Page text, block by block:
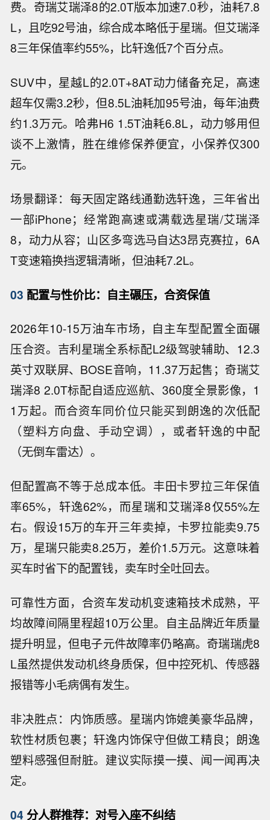
费。奇瑞艾瑞泽8的2.0T版本加速7.0秒，油耗7.8
L，且吃92号油，综合成本略低于星瑞。但艾瑞泽
8三年保值率约55%，比轩逸低7个百分点。
SUV中，星越L的2.0T+8AT动力储备充足，高速
超车仅需3.2秒，但8.5L油耗加95号油，每年油费
约1.3万元。哈弗H6 1.5T油耗6.8L，动力够用但
谈不上激情，胜在维修保养便宜，小保养仅300
元。
场景翻译：每天固定路线通勤选轩逸，三年省出
一部iPhone；经常跑高速或满载选星瑞/艾瑞泽
8，动力从容；山区多弯选马自达3昂克赛拉，6A
T变速箱换挡逻辑清晰，但油耗7.2L。
03 配置与性价比：自主碾压，合资保值
2026年10-15万油车市场，自主车型配置全面碾
压合资。吉利星瑞全系标配L2级驾驶辅助、12.3
英寸双联屏、BOSE音响，11.37万起售；奇瑞艾
瑞泽8 2.0T标配自适应巡航、360度全景影像，1
1万起。而合资车同价位只能买到朗逸的次低配
（塑料方向盘、手动空调），或者轩逸的中配
（无倒车雷达）。
但配置高不等于总成本低。丰田卡罗拉三年保值
率65%，轩逸62%，而星瑞和艾瑞泽8仅55%左
右。假设15万的车开三年卖掉，卡罗拉能卖9.75
万，星瑞只能卖8.25万，差价1.5万元。这意味着
买车时省下的配置钱，卖车时全吐回去。
可靠性方面，合资车发动机变速箱技术成熟，平
均故障间隔里程超10万公里。自主品牌近年质量
提升明显，但电子元件故障率仍略高。奇瑞瑞虎8
L虽然提供发动机终身质保，但中控死机、传感器
报错等小毛病偶有发生。
非决胜点：内饰质感。星瑞内饰媲美豪华品牌，
软性材质包裹；轩逸内饰保守但做工精良；朗逸
塑料感强但耐脏。建议实际摸一摸、闻一闻再决
定。
04 分人群推荐：对号入座不纠结